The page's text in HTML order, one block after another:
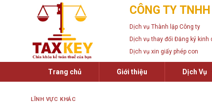
CÔNG TY
Dịch vụ Thành lập Công ty
Dịch vụ thay đổi Đăng ký kinh
Dịch vụ xin giấy phép con
Trang chủ Giới thiệu Dịch Vụ
LĨNH VỰC KHÁC